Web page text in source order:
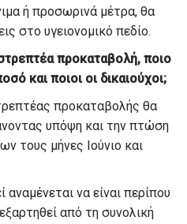
ή προσωρινά μέτρα, θα
στο υγειονομικό πεδίο.
προκαταβολή, ποιο
και ποιοι οι δικαιούχοι;
προκαταβολής θα
υπόψη και την πτώση
τους μήνες Ιούνιο και
να είναι περίπου
από τη συνολική